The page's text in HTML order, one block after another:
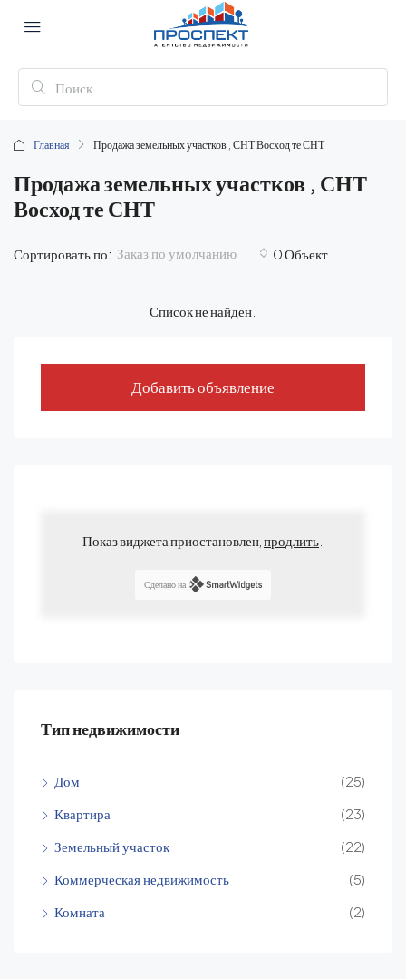
Главная Продажа земельных участков , СНТ Восход те СНТ
Продажа земельных участков , СНТ
Восход те СНТ
0 Объект
Сортировать по: Заказ по умолчанию
Список не найден.
Добавить объявление
Показ виджета приостановлен, продлить
Сделано на
Тип недвижимости
Дом
(25)
Квартира
(23)
Земельный участок
(22)
Коммерческая недвижимость
(5)
Комната
(2)